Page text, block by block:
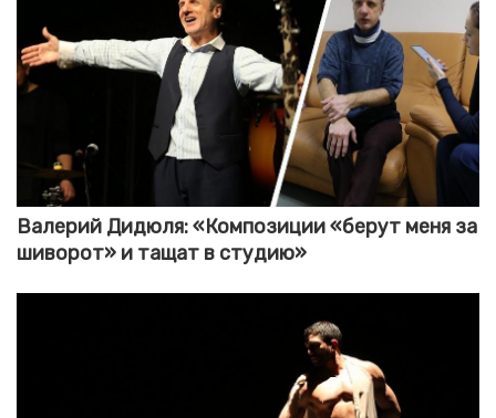
Валерий Дидюля: «Композиции «берут меня за
шиворот» и тащат в студию»